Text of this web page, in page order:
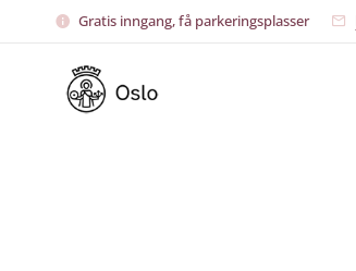
Gratis inngang, få parkeringsplasser